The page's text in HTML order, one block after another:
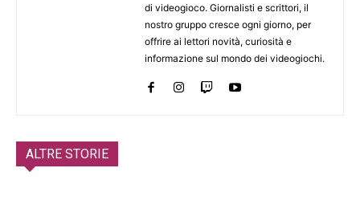
di videogioco. Giornalisti e scrittori, il
nostro gruppo cresce ogni giorno, per
offrire ai lettori novità, curiosità e
informazione sul mondo dei videogiochi.
ALTRE STORIE